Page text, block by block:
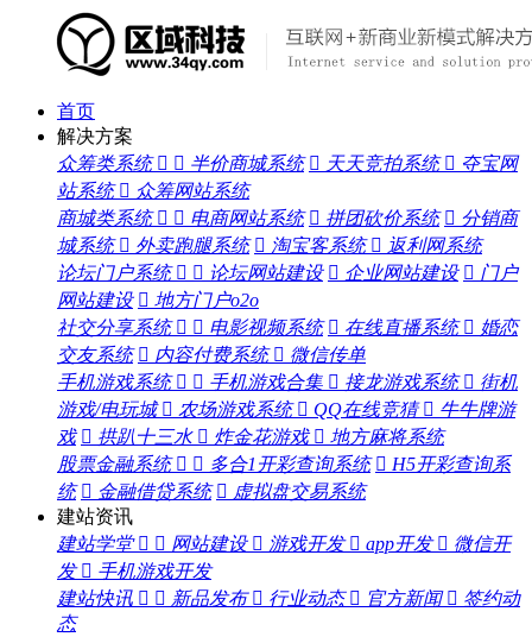
首页
解决方案
众筹类系统   半价商城系统  天天竞拍系统  夺宝网
站系统  众筹网站系统
商城类系统   电商网站系统  拼团砍价系统  分销商
城系统  外卖跑腿系统  淘宝客系统  返利网系统
论坛门户系统   论坛网站建设  企业网站建设  门户
网站建设  地方门户o2o
社交分享系统   电影视频系统  在线直播系统  婚恋
交友系统  内容付费系统  微信传单
手机游戏系统   手机游戏合集  接龙游戏系统  街机
游戏/电玩城  农场游戏系统  QQ在线竞猜  牛牛牌游
戏  拱趴十三水  炸金花游戏  地方麻将系统
股票金融系统   多合1开彩查询系统  H5开彩查询系
统  金融借贷系统  虚拟盘交易系统
建站资讯
建站学堂   网站建设  游戏开发  app开发  微信开
发  手机游戏开发
建站快讯   新品发布  行业动态  官方新闻  签约动
态